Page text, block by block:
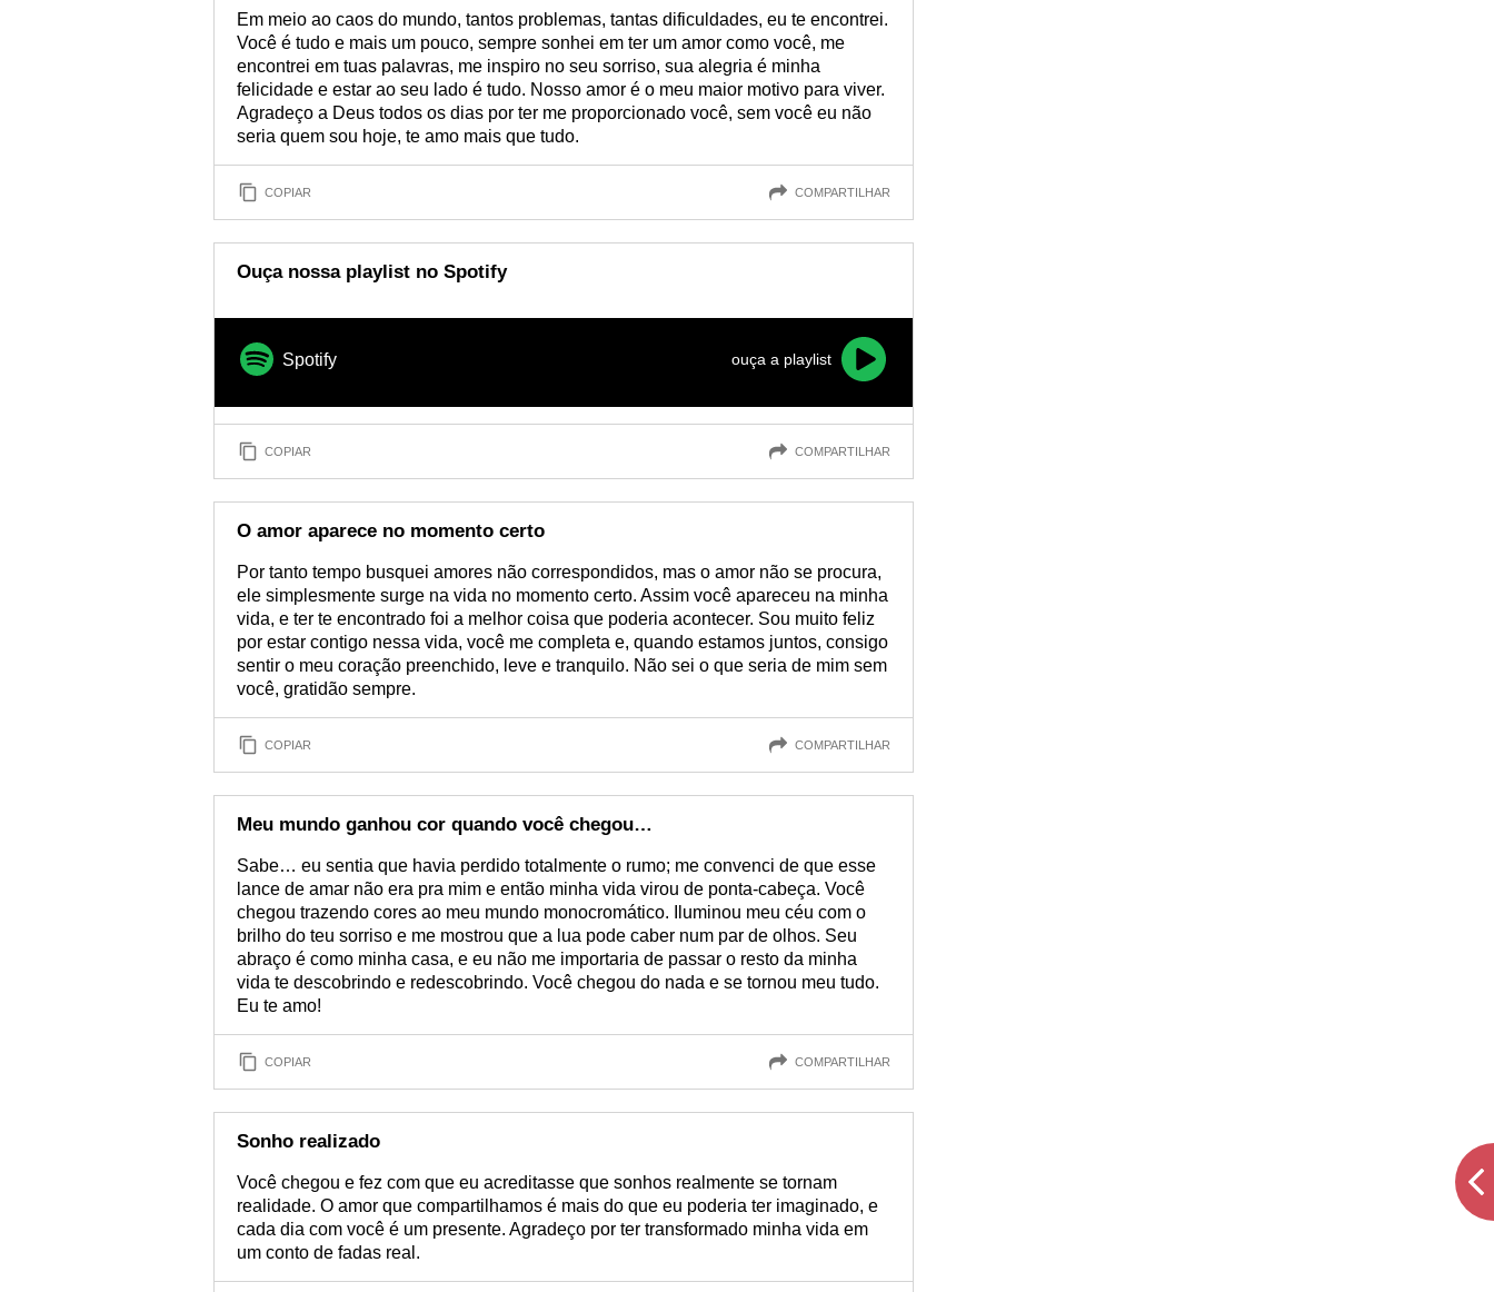
Em meio ao caos do mundo, tantos problemas, tantas dificuldades, eu te encontrei.
Você é tudo e mais um pouco, sempre sonhei em ter um amor como você, me
encontrei em tuas palavras, me inspiro no seu sorriso, sua alegria é minha
felicidade e estar ao seu lado é tudo. Nosso amor é o meu maior motivo para viver.
Agradeço a Deus todos os dias por ter me proporcionado você, sem você eu não
seria quem sou hoje, te amo mais que tudo.
COPIAR COMPARTILHAR
Ouça nossa playlist no Spotify
Spotify ouça a playlist
COPIAR COMPARTILHAR
O amor aparece no momento certo
Por tanto tempo busquei amores não correspondidos, mas o amor não se procura,
ele simplesmente surge na vida no momento certo. Assim você apareceu na minha
vida, e ter te encontrado foi a melhor coisa que poderia acontecer. Sou muito feliz
por estar contigo nessa vida, você me completa e, quando estamos juntos, consigo
sentir o meu coração preenchido, leve e tranquilo. Não sei o que seria de mim sem
você, gratidão sempre.
COPIAR COMPARTILHAR
Meu mundo ganhou cor quando você chegou…
Sabe… eu sentia que havia perdido totalmente o rumo; me convenci de que esse
lance de amar não era pra mim e então minha vida virou de ponta-cabeça. Você
chegou trazendo cores ao meu mundo monocromático. Iluminou meu céu com o
brilho do teu sorriso e me mostrou que a lua pode caber num par de olhos. Seu
abraço é como minha casa, e eu não me importaria de passar o resto da minha
vida te descobrindo e redescobrindo. Você chegou do nada e se tornou meu tudo.
Eu te amo!
COPIAR COMPARTILHAR
Sonho realizado
Você chegou e fez com que eu acreditasse que sonhos realmente se tornam
realidade. O amor que compartilhamos é mais do que eu poderia ter imaginado, e
cada dia com você é um presente. Agradeço por ter transformado minha vida em
um conto de fadas real.